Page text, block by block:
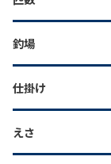
釣場
仕掛け
えさ